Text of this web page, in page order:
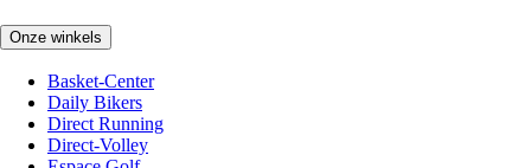
Onze winkels
Basket-Center
Daily Bikers
Direct Running
Direct-Volley